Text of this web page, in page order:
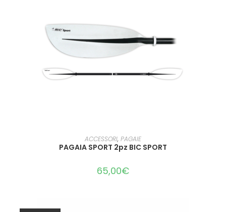
LEGGI TUTTO
ACCESSORI, PAGAIE
PAGAIA SPORT 2pz BIC SPORT
65,00€